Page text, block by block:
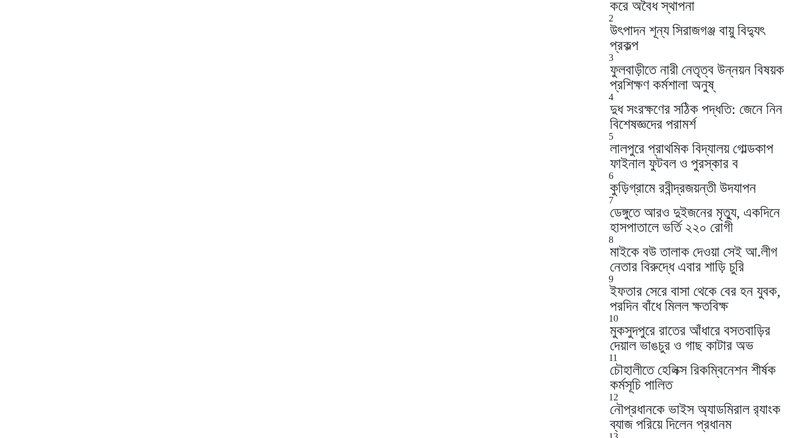
করে অবৈধ স্থাপনা
2
উৎপাদন শূন্য সিরাজগঞ্জ বায়ু বিদ্যুৎ
প্রকল্প
3
ফুলবাড়ীতে নারী নেতৃত্ব উন্নয়ন বিষয়ক
প্রশিক্ষণ কর্মশালা অনুষ্
4
দুধ সংরক্ষণের সঠিক পদ্ধতি: জেনে নিন
বিশেষজ্ঞদের পরামর্শ
5
লালপুরে প্রাথমিক বিদ্যালয় গোল্ডকাপ
ফাইনাল ফুটবল ও পুরস্কার ব
6
কুড়িগ্রামে রবীন্দ্রজয়ন্তী উদযাপন
7
ডেঙ্গুতে আরও দুইজনের মৃত্যু, একদিনে
হাসপাতালে ভর্তি ২২০ রোগী
8
মাইকে বউ তালাক দেওয়া সেই আ.লীগ
নেতার বিরুদ্ধে এবার শাড়ি চুরি
9
ইফতার সেরে বাসা থেকে বের হন যুবক,
পরদিন বাঁধে মিলল ক্ষতবিক্ষ
10
মুকসুদপুরে রাতের আঁধারে বসতবাড়ির
দেয়াল ভাঙচুর ও গাছ কাটার অভ
11
চৌহালীতে হেলিক্স রিকম্বিনেশন শীর্ষক
কর্মসূচি পালিত
12
নৌপ্রধানকে ভাইস অ্যাডমিরাল র‌্যাংক
ব্যাজ পরিয়ে দিলেন প্রধানম